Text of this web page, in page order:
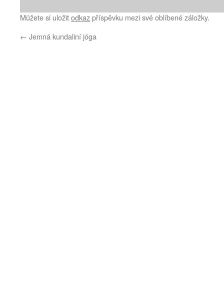
Můžete si uložitodkazpříspěvku mezi své oblíbené záložky.
← Jemná kundaliní jóga